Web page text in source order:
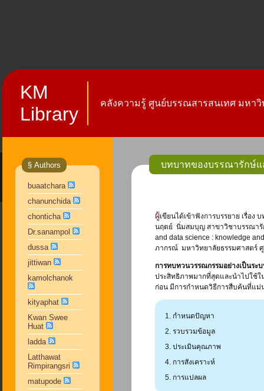
KM
Library
คลังความรู้ ศูนย์บรรณสารสนเทศ มหาวิ
§ Authors
buaatchara
chanunchida
chonticha
Dr.sanampol
dussa
jittiwan
kamolchanok
kityaphat
Kwan Swee
Huat
ladda
Latthawat
Rimpirangsri
matupode
บทบาทของบรรณารักษ์แ
ผู้เขียนได้เข้าฟังการบรรยาย เรื่อง บทบาทของบรรณารักษ์และการทบทวนวรรณกรรมอย่างเป็นระบบ : ประสบการณ์จากการวิจัย โดย ผู้ช่วยศาสตราจารย์
นฤตย์ นิ่มสมบุญ สาขาวิชาบรรณารั
and data science : knowledge
ภากรณ์ มหาวิทยาลัยธรรมศาสตร์
การทบทวนวรรณกรรมอย่างเป็นระ
ประสิทธิภาพมากที่สุดและนำไปใช้ใ
ก่อน มีการกำหนดวิธีการสืบค้นที่แม่
กำหนดปัญหา
รวบรวมข้อมูล
ประเมินคุณภาพ
การสังเคราะห์
การแปลผล